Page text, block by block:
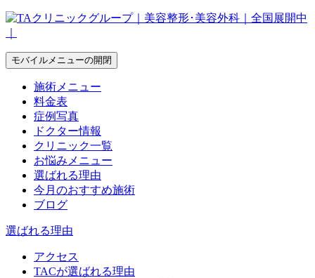
モバイルメニューの開閉
施術メニュー
料金表
症例写真
ドクター情報
クリニック一覧
お悩みメニュー
選ばれる理由
今月のおすすめ施術
ブログ
選ばれる理由
アクセス
TACが選ばれる理由